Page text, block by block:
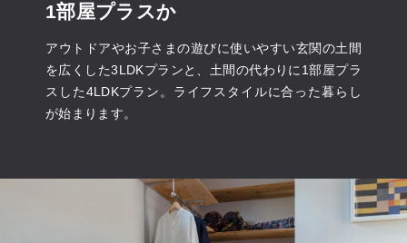
1部屋プラスか
アウトドアやお子さまの遊びに使いやすい玄関の土間
を広くした3LDKプランと、土間の代わりに1部屋プラ
スした4LDKプラン。ライフスタイルに合った暮らし
が始まります。